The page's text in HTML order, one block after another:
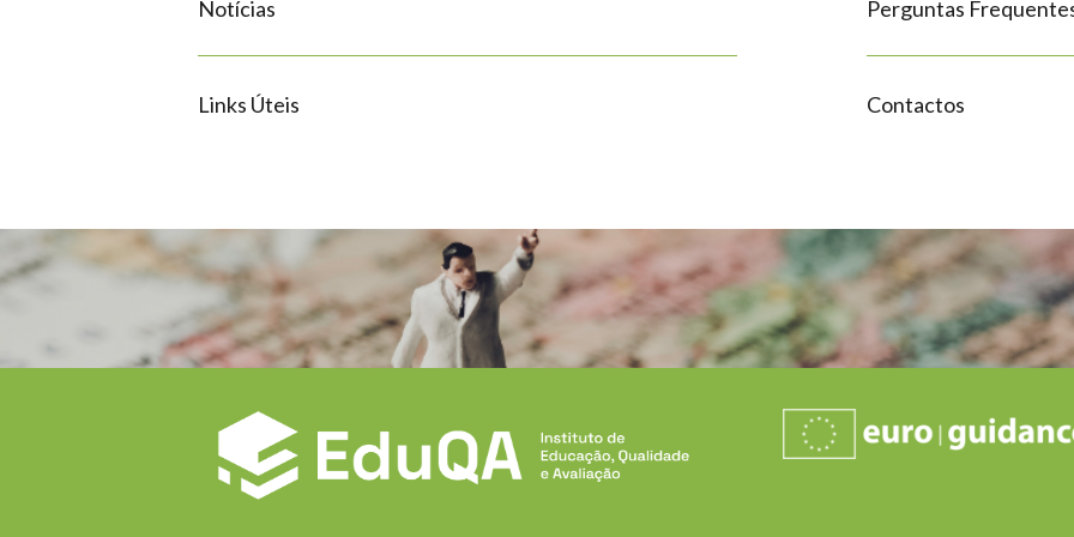
Notícias Perguntas
Links Úteis Contactos